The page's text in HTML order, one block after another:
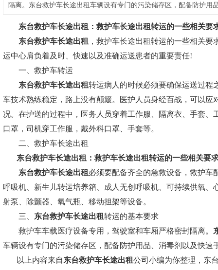
隔离。东台救护车长途出租车辆设有专门的污染储存区，配备防护用
东台救护车长途出租：救护车长途出租转运的一些相关要
东台救护车长途出租 ，救护车长途出租转运的一些相关要
运中心肩负着及时、快速以及准确运送患者的重要责任!
一、救护车转运
东台救护车长途出租转运病人的时候必须要确保运送过程
车技术熟练稳定，路上没有颠簸。医护人员身经百战，可以应
况。在护送的过程中，医务人员穿着工作服、隔离衣、手套、
口罩，司机穿工作服，戴外科口罩、手套等。
二、救护车长途出租
东台救护车长途出租：救护车长途出租转运的一些相关要
东台救护车长途出租 必须要配备齐全的急救设备，救护车
呼吸机、新生儿转运培养箱、成人无创呼吸机、可持续供氧、
射泵、除颤器、氧气瓶、移动担架等设备。
三、 东台救护车长途出租转运的基本要求
救护车车载医疗设备专用，驾驶室和车厢严格密封隔离。
车辆设有专门的污染储存区，配备防护用品、消毒剂以及快速
以上内容来自东台救护车长途出租公司小编为你整理，东